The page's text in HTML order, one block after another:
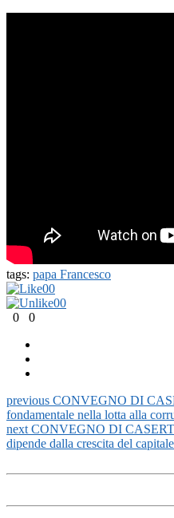
tags: papa Francesco
00
00
0
0
previous CONVEGNO DI
fondamentale nella lotta alla
next CONVEGNO DI
dipende dalla crescita del